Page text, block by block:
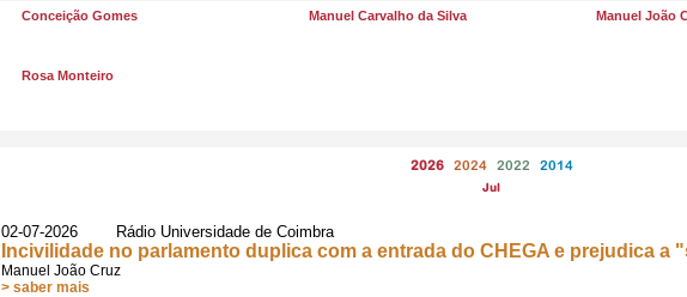
Conceição Gomes Manuel Carvalho da Silva Manuel João
Rosa Monteiro
2026 2024 2022 2014
Jul
02-07-2026 Rádio Universidade de Coimbra
Incivilidade no parlamento duplica com a entrada do CHEGA e prejudica a
Manuel João Cruz
> saber mais